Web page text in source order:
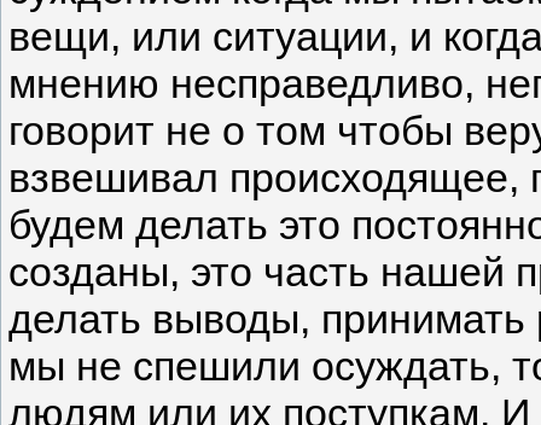
вещи, или ситуации, и
мнению несправедливо,
говорит не о том чтобы
взвешивал
будем делать это
созданы, это часть нашей
делать выводы, принимать
мы не спешили осуждать,
людям или их поступкам.